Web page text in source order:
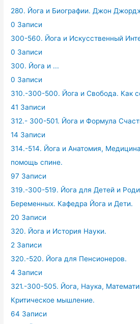
280. Йога и Биографии. Джон
0 Записи
300-560. Йога и Искусственный
0 Записи
300. Йога и ...
0 Записи
310.-300-500. Йога и Свобода. Как
41 Записи
312.- 300-501. Йога и Формула
14 Записи
314.-514. Йога и Анатомия,
помощь спине.
97 Записи
319.-300-519. Йога для Детей и
Беременных. Кафедра Йога и Дети.
20 Записи
320. Йога и История Науки.
2 Записи
320.-520. Йога для Пенсионеров.
4 Записи
321.-300-505. Йога, Наука,
Критическое мышление.
64 Записи